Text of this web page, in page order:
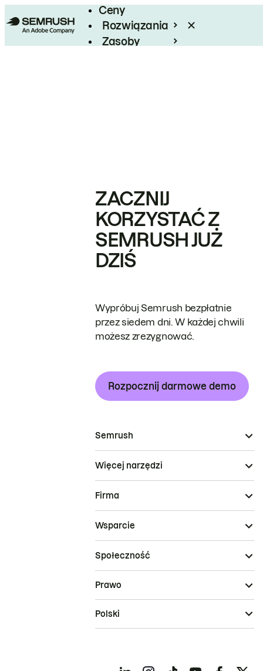
Ceny
Rozwiązania
Zasoby
ZACZNIJ
KORZYSTAĆ Z
SEMRUSH JUŻ
DZIŚ
Wypróbuj Semrush bezpłatnie
przez siedem dni. W każdej chwili
możesz zrezygnować.
Rozpocznij darmowe demo
Semrush
Więcej narzędzi
Firma
Wsparcie
Społeczność
Prawo
Polski